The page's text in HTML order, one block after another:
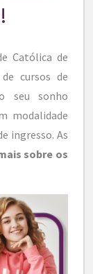
Católica de
cursos de
seu sonho
modalidade
ingresso. As
sobre os